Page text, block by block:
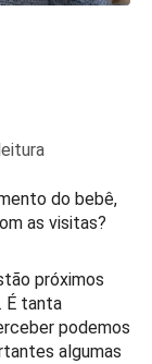
do bebê,
as visitas?
próximos
É tanta
podemos
algumas